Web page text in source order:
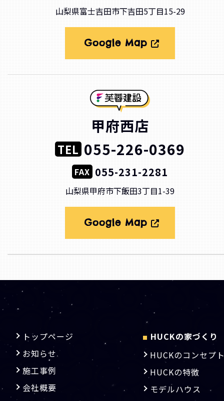
山梨県富士吉田市下吉田5丁目15-29
Google Map
甲府西店
TEL 055-226-0369
FAX 055-231-2281
山梨県甲府市下飯田3丁目1-39
Google Map
トップページ
お知らせ
施工事例
会社概要
■ HUCKの家づくり
HUCKのコンセプ
HUCKの特徴
モデルハウス